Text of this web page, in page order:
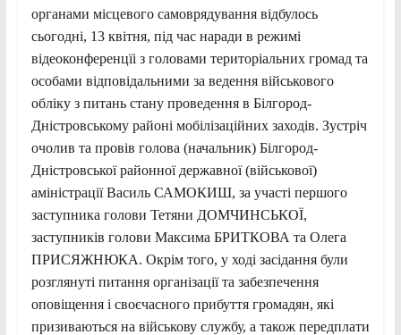
органами місцевого самоврядування відбулось
сьогодні, 13 квітня, під час наради в режимі
відеоконференцїі з головами територіальних громад та
особами відповідальними за ведення військового
обліку з питань стану проведення в Білгород-
Дністровському районі мобілізаційних заходів. Зустріч
очолив та провів голова (начальник) Білгород-
Дністровської районної державної (військової)
аміністрації Василь САМОКИШ, за участі першого
заступника голови Тетяни ДОМЧИНСЬКОЇ,
заступників голови Максима БРИТКОВА та Олега
ПРИСЯЖНЮКА. Окрім того, у ході засідання були
розглянуті питання організації та забезпечення
оповіщення і своєчасного прибуття громадян, які
призиваються на військову службу, а також передплати